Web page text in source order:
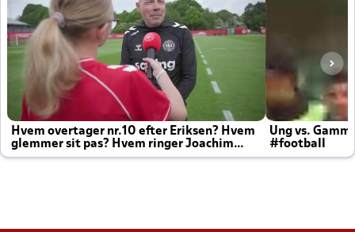
Hvem overtager nr.10 efter Eriksen? Hvem
glemmer sit pas? Hvem ringer Joachim
altid til efter kampe?
Ung vs.
#football